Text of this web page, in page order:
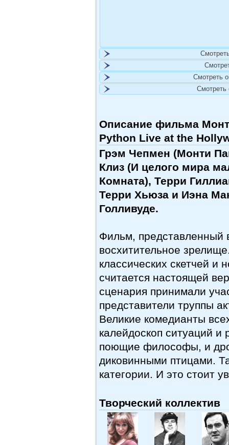
Смотреть
Смотреть
Описание фильма
Python Live at the
Грэм Чепмен (Монти
Клиз (И целого мира
Комната), Терри
Терри Хьюза и Иэна
Голливуде.
Фильм,
восхитительное
классических скетчей и
считается настоящей
сценария принимали
представители труппы
Великие комедианты
калейдоскоп ситуаций
поющие философы, и
диковинными птицами.
категории. И это стоит
Творческий коллектив